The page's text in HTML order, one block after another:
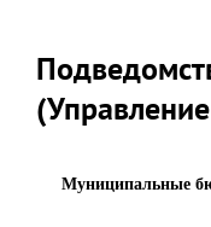
Муниципальные